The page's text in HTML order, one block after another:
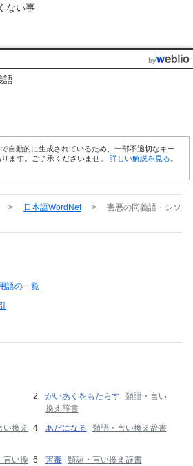
ない事
語
自動的に生成されているため、一部不適切なキー
ます。ご了承くださいませ。 詳しい解説を見る
> 日本語WordNet > 害悪の同義語・シソ
語の一覧
がいあくをもたらす 類語・言い
換え辞書
い換え
あだになる 類語・言い換え辞書
言い換
害毒 類語・言い換え辞書